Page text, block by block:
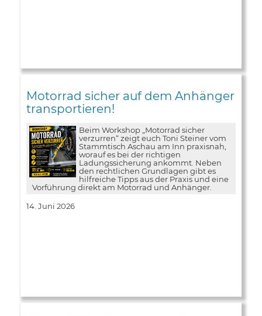
Motorrad sicher auf dem Anhänger
transportieren!
Beim Workshop „Motorrad sicher
verzurren“ zeigt euch Toni Steiner vom
Stammtisch Aschau am Inn praxisnah,
worauf es bei der richtigen
Ladungssicherung ankommt. Neben
den rechtlichen Grundlagen gibt es
hilfreiche Tipps aus der Praxis und eine
Vorführung direkt am Motorrad und Anhänger.
14. Juni 2026